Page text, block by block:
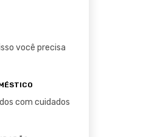
você precisa
com cuidados